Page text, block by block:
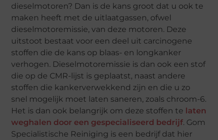
dieselmotoren? Dan is de kans groot dat u ook te
maken heeft met de uitlaatgassen, ofwel
dieselmotoremissie, van deze motoren. Deze
uitstoot bestaat voor een deel uit carcinogene
stoffen die de kans op blaas- en longkanker
verhogen. Dieselmotoremissie is dan ook een stof
die op de CMR-lijst is geplaatst, naast andere
stoffen die kankerverwekkend zijn en die u zo
snel mogelijk moet laten saneren, zoals chroom-6.
Het is dan ook belangrijk om deze stoffen te laten
weghalen door een gespecialiseerd bedrijf. Gom
Specialistische Reiniging is een bedrijf dat hier